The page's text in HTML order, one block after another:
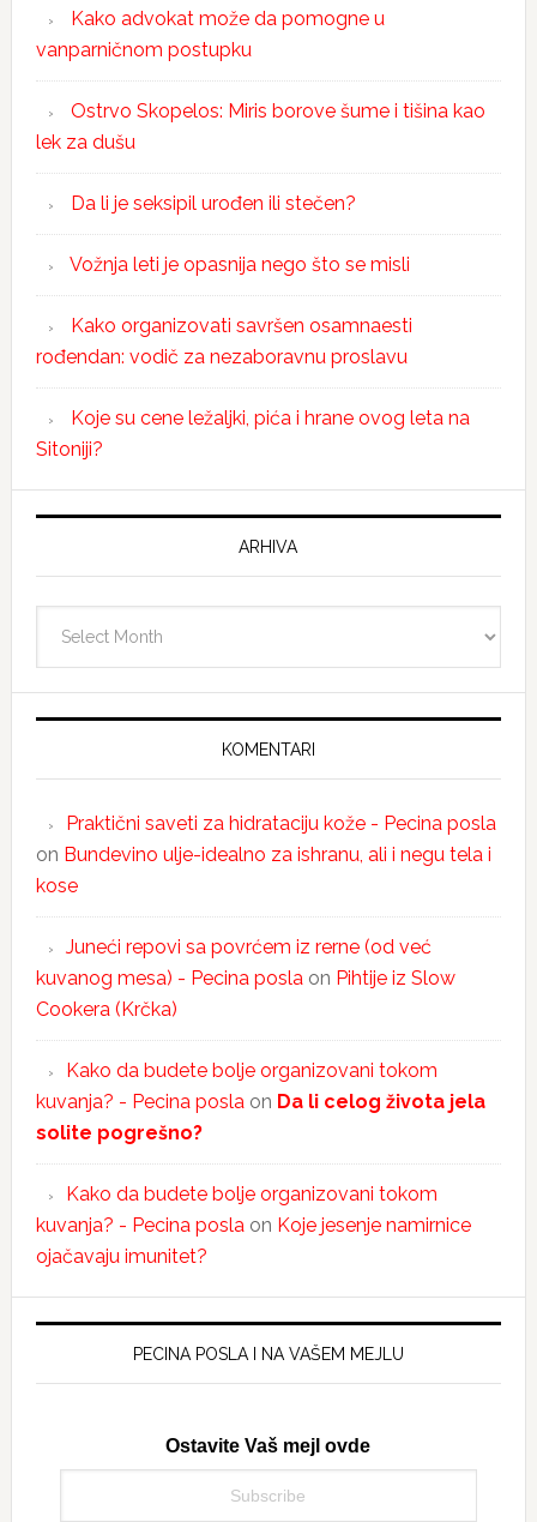
Kako advokat može da pomogne u
vanparničnom postupku
Ostrvo Skopelos: Miris borove šume i tišina kao
lek za dušu
Da li je seksipil urođen ili stečen?
Vožnja leti je opasnija nego što se misli
Kako organizovati savršen osamnaesti
rođendan: vodič za nezaboravnu proslavu
Koje su cene ležaljki, pića i hrane ovog leta na
Sitoniji?
ARHIVA
KOMENTARI
Praktični saveti za hidrataciju kože - Pecina posla
on Bundevino ulje-idealno za ishranu, ali i negu tela i
kose
Juneći repovi sa povrćem iz rerne (od već
kuvanog mesa) - Pecina posla on Pihtije iz Slow
Cookera (Krčka)
Kako da budete bolje organizovani tokom
kuvanja? - Pecina posla on Da li celog života jela
solite pogrešno?
Kako da budete bolje organizovani tokom
kuvanja? - Pecina posla on Koje jesenje namirnice
ojačavaju imunitet?
PECINA POSLA I NA VAŠEM MEJLU
Ostavite Vaš mejl ovde